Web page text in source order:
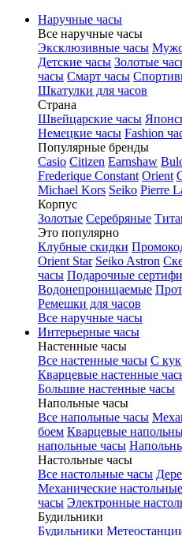
Наручные часы
Все наручные часы
Эксклюзивные часы
Детские часы Золотые
часы Смарт часы
Шкатулки для часов
Страна
Швейцарские часы
Немецкие часы Fashion
Популярные бренды
Casio Citizen Earnshaw
Frederique Constant Orient
Michael Kors Seiko Pierre
Корпус
Золотые Серебряные
Это популярно
Клубные скидки
Orient Star Seiko Astron
часы Подарочные
Водонепроницаемые
Ремешки для часов
Все наручные часы
Интерьерные часы
Настенные часы
Все настенные часы С
Кварцевые настенные
Большие настенные часы
Напольные часы
Все напольные часы
боем Кварцевые
напольные часы
Настольные часы
Все настольные часы
Механические
часы Электронные
Будильники
Будильники